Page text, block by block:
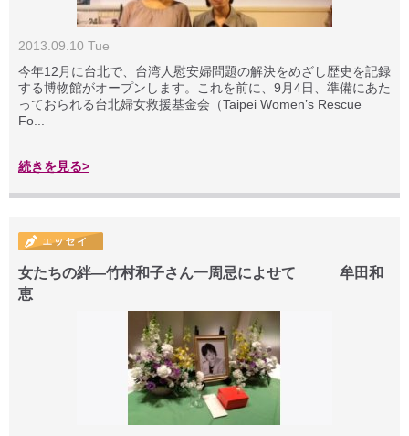
2013.09.10 Tue
今年12月に台北で、台湾人慰安婦問題の解決をめざし歴史を記録
する博物館がオープンします。これを前に、9月4日、準備にあた
っておられる台北婦女救援基金会（Taipei Women’s Rescue
Fo...
続きを見る>
女たちの絆―竹村和子さん一周忌によせて 牟田和
恵